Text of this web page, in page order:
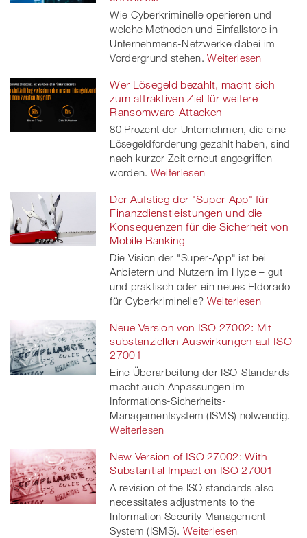
Wie Cyberkriminelle operieren und
welche Methoden und Einfallstore in
Unternehmens-Netzwerke dabei im
Vordergrund stehen. Weiterlesen
Wer Lösegeld bezahlt, macht sich
zum attraktiven Ziel für weitere
Ransomware-Attacken
80 Prozent der Unternehmen, die eine
Lösegeldforderung gezahlt haben, sind
nach kurzer Zeit erneut angegriffen
worden. Weiterlesen
Der Aufstieg der "Super-App" für
Finanzdienstleistungen und die
Konsequenzen für die Sicherheit von
Mobile Banking
Die Vision der "Super-App" ist bei
Anbietern und Nutzern im Hype – gut
und praktisch oder ein neues Eldorado
für Cyberkriminelle? Weiterlesen
Neue Version von ISO 27002: Mit
substanziellen Auswirkungen auf ISO
27001
Eine Überarbeitung der ISO-Standards
macht auch Anpassungen im
Informations-Sicherheits-
Managementsystem (ISMS) notwendig.
Weiterlesen
New Version of ISO 27002: With
Substantial Impact on ISO 27001
A revision of the ISO standards also
necessitates adjustments to the
Information Security Management
System (ISMS). Weiterlesen